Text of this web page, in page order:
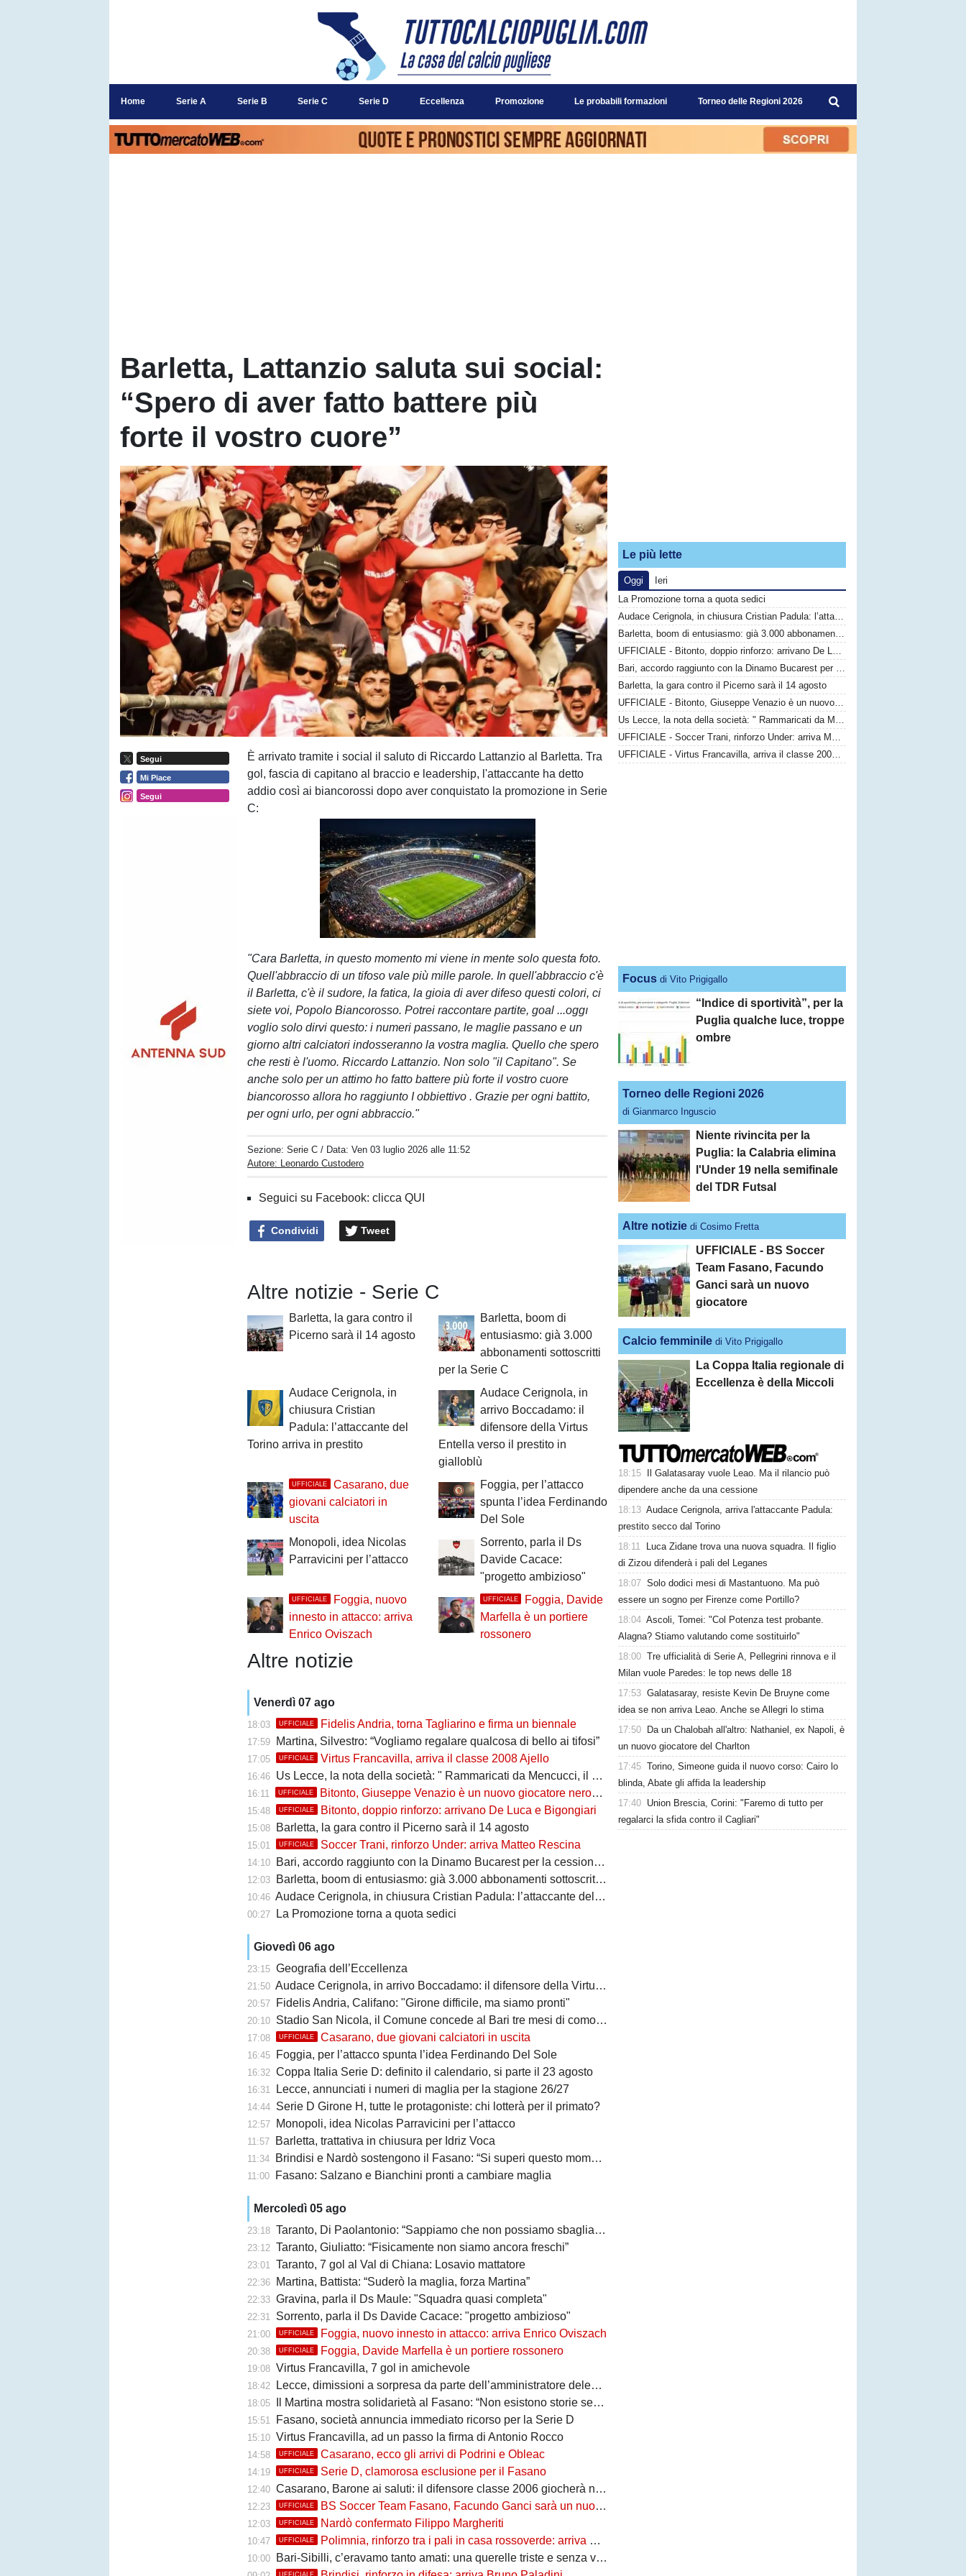
Home Serie A Serie B Serie C Serie D Eccellenza Promozione Le probabili formazioni Torneo delle Regioni 2026
Barletta, Lattanzio saluta sui social:
“Spero di aver fatto battere più
forte il vostro cuore”
Segui
Mi Piace
Segui
È arrivato tramite i social il saluto di Riccardo Lattanzio al Barletta. Tra
gol, fascia di capitano al braccio e leadership, l'attaccante ha detto
addio così ai biancorossi dopo aver conquistato la promozione in Serie
C:
Unmute
Loaded:
100.00%
"Cara Barletta, in questo momento mi viene in mente solo questa foto.
Quell'abbraccio di un tifoso vale più mille parole. In quell'abbraccio c'è
il Barletta, c'è il sudore, la fatica, la gioia di aver difeso questi colori, ci
siete voi, Popolo Biancorosso. Potrei raccontare partite, goal ...oggı
voglio solo dirvi questo: i numeri passano, le maglie passano e un
giorno altri calciatori indosseranno la vostra maglia. Quello che spero
che resti è l'uomo. Riccardo Lattanzio. Non solo "il Capitano". Se
anche solo per un attimo ho fatto battere più forte il vostro cuore
biancorosso allora ho raggiunto I obbiettivo . Grazie per ogni battito,
per ogni urlo, per ogni abbraccio."
Sezione:Serie C / Data:Ven 03 luglio 2026 alle 11:52
Autore: Leonardo Custodero
Seguici su Facebook: clicca QUI
Condividi Tweet
Altre notizie - Serie C
Barletta, la gara contro il
Picerno sarà il 14 agosto
Barletta, boom di
entusiasmo: già 3.000
abbonamenti sottoscritti
per la Serie C
Audace Cerignola, in
chiusura Cristian
Padula: l’attaccante del
Torino arriva in prestito
Audace Cerignola, in
arrivo Boccadamo: il
difensore della Virtus
Entella verso il prestito in
gialloblù
UFFICIALE
Casarano, due
giovani calciatori in
uscita
Foggia, per l’attacco
spunta l’idea Ferdinando
Del Sole
Monopoli, idea Nicolas
Parravicini per l’attacco
Sorrento, parla il Ds
Davide Cacace:
"progetto ambizioso"
UFFICIALE
Foggia, nuovo
innesto in attacco: arriva
Enrico Oviszach
UFFICIALE
Foggia, Davide
Marfella è un portiere
rossonero
Altre notizie
Venerdì 07 ago
18:03 UFFICIALE Fidelis Andria, torna Tagliarino e firma un biennale
17:59 Martina, Silvestro: “Vogliamo regalare qualcosa di bello ai tifosi”
17:05 UFFICIALE Virtus Francavilla, arriva il classe 2008 Ajello
16:46 Us Lecce, la nota della società: " Rammaricati da Mencucci, il 10 CDA straordinario"
16:11 UFFICIALE Bitonto, Giuseppe Venazio è un nuovo giocatore neroverde
15:48 UFFICIALE Bitonto, doppio rinforzo: arrivano De Luca e Bigongiari
15:08 Barletta, la gara contro il Picerno sarà il 14 agosto
15:01 UFFICIALE Soccer Trani, rinforzo Under: arriva Matteo Rescina
14:10 Bari, accordo raggiunto con la Dinamo Bucarest per la cessione di Matthias Verreth
12:03 Barletta, boom di entusiasmo: già 3.000 abbonamenti sottoscritti per la Serie C
10:46 Audace Cerignola, in chiusura Cristian Padula: l’attaccante del Torino arriva in prestito
00:27 La Promozione torna a quota sedici
Giovedì 06 ago
23:15 Geografia dell’Eccellenza
21:50 Audace Cerignola, in arrivo Boccadamo: il difensore della Virtus Entella verso il prestito in gialloblù
20:57 Fidelis Andria, Califano: "Girone difficile, ma siamo pronti"
20:10 Stadio San Nicola, il Comune concede al Bari tre mesi di comodato d’uso precario: i dettagli
17:08 UFFICIALE Casarano, due giovani calciatori in uscita
16:45 Foggia, per l’attacco spunta l’idea Ferdinando Del Sole
16:32 Coppa Italia Serie D: definito il calendario, si parte il 23 agosto
16:31 Lecce, annunciati i numeri di maglia per la stagione 26/27
14:44 Serie D Girone H, tutte le protagoniste: chi lotterà per il primato?
12:57 Monopoli, idea Nicolas Parravicini per l’attacco
11:57 Barletta, trattativa in chiusura per Idriz Voca
11:34 Brindisi e Nardò sostengono il Fasano: “Si superi questo momento quanto prima”
11:00 Fasano: Salzano e Bianchini pronti a cambiare maglia
Mercoledì 05 ago
23:18 Taranto, Di Paolantonio: “Sappiamo che non possiamo sbagliare”
23:12 Taranto, Giuliatto: “Fisicamente non siamo ancora freschi”
23:01 Taranto, 7 gol al Val di Chiana: Losavio mattatore
22:36 Martina, Battista: “Suderò la maglia, forza Martina”
22:33 Gravina, parla il Ds Maule: "Squadra quasi completa"
22:31 Sorrento, parla il Ds Davide Cacace: "progetto ambizioso"
21:00 UFFICIALE Foggia, nuovo innesto in attacco: arriva Enrico Oviszach
20:38 UFFICIALE Foggia, Davide Marfella è un portiere rossonero
19:08 Virtus Francavilla, 7 gol in amichevole
18:42 Lecce, dimissioni a sorpresa da parte dell’amministratore delegato
18:05 Il Martina mostra solidarietà al Fasano: “Non esistono storie senza avversari”
15:51 Fasano, società annuncia immediato ricorso per la Serie D
15:10 Virtus Francavilla, ad un passo la firma di Antonio Rocco
14:58 UFFICIALE Casarano, ecco gli arrivi di Podrini e Obleac
14:19 UFFICIALE Serie D, clamorosa esclusione per il Fasano
12:40 Casarano, Barone ai saluti: il difensore classe 2006 giocherà nel Lanciano
12:23 UFFICIALE BS Soccer Team Fasano, Facundo Ganci sarà un nuovo giocatore
12:03 UFFICIALE Nardò confermato Filippo Margheriti
10:47 UFFICIALE Polimnia, rinforzo tra i pali in casa rossoverde: arriva Victor De Caro
10:00 Bari-Sibilli, c’eravamo tanto amati: una querelle triste e senza vincitori
UFFICIALE
Le più lette
Oggi
Ieri
La Promozione torna a quota sedici
Audace Cerignola, in chiusura Cristian Padula: l’attaccante del Torino arriva in prestito
Barletta, boom di entusiasmo: già 3.000 abbonamenti sottoscritti per la Serie C
UFFICIALE - Bitonto, doppio rinforzo: arrivano De Luca e Bigongiari
Bari, accordo raggiunto con la Dinamo Bucarest per la cessione di Matthias Verreth
Barletta, la gara contro il Picerno sarà il 14 agosto
UFFICIALE - Bitonto, Giuseppe Venazio è un nuovo giocatore neroverde
Us Lecce, la nota della società: " Rammaricati da Mencucci, il 10 CDA straordinario"
UFFICIALE - Soccer Trani, rinforzo Under: arriva Matteo Rescina
UFFICIALE - Virtus Francavilla, arriva il classe 2008 Ajello
Focus di Vito Prigigallo
“Indice di sportività”, per la
Puglia qualche luce, troppe
ombre
Torneo delle Regioni 2026
di Gianmarco Inguscio
Niente rivincita per la
Puglia: la Calabria elimina
l'Under 19 nella semifinale
del TDR Futsal
Altre notizie di Cosimo Fretta
UFFICIALE - BS Soccer
Team Fasano, Facundo
Ganci sarà un nuovo
giocatore
Calcio femminile di Vito Prigigallo
La Coppa Italia regionale di
Eccellenza è della Miccoli
18:15
Il Galatasaray vuole Leao. Ma il rilancio può
dipendere anche da una cessione
18:13 Audace Cerignola, arriva l'attaccante Padula:
prestito secco dal Torino
18:11
Luca Zidane trova una nuova squadra. Il figlio
di Zizou difenderà i pali del Leganes
18:07 Solo dodici mesi di Mastantuono. Ma può
essere un sogno per Firenze come Portillo?
18:04 Ascoli, Tomei: "Col Potenza test probante.
Alagna? Stiamo valutando come sostituirlo"
18:00 Tre ufficialità di Serie A, Pellegrini rinnova e il
Milan vuole Paredes: le top news delle 18
17:53 Galatasaray, resiste Kevin De Bruyne come
idea se non arriva Leao. Anche se Allegri lo stima
17:50
Da un Chalobah all'altro: Nathaniel, ex Napoli, è
un nuovo giocatore del Charlton
17:45 Torino, Simeone guida il nuovo corso: Cairo lo
blinda, Abate gli affida la leadership
17:40 Union Brescia, Corini: "Faremo di tutto per
regalarci la sfida contro il Cagliari"